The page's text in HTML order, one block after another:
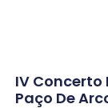
IV Concerto
Paço De